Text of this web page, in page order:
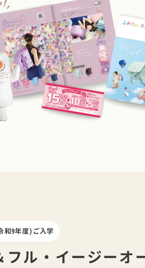
和9年度)ご入学
フル・イージーオ